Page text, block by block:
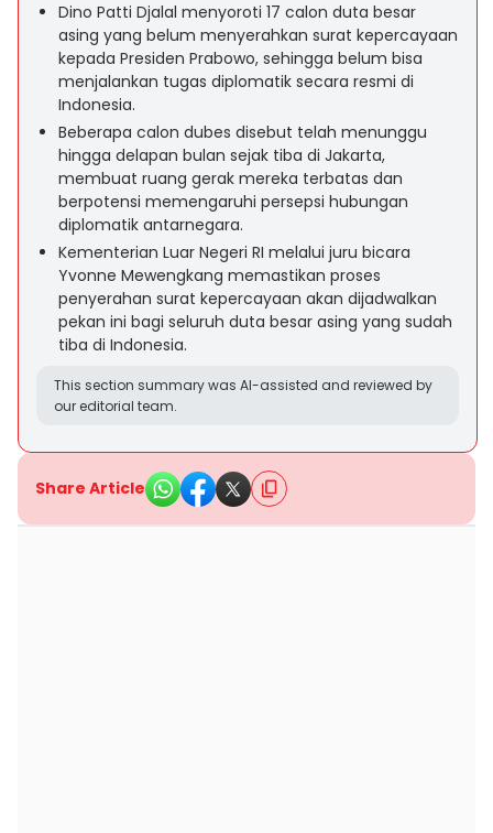
Dino Patti Djalal menyoroti 17 calon duta besar
asing yang belum menyerahkan surat kepercayaan
kepada Presiden Prabowo, sehingga belum bisa
menjalankan tugas diplomatik secara resmi di
Indonesia.
Beberapa calon dubes disebut telah menunggu
hingga delapan bulan sejak tiba di Jakarta,
membuat ruang gerak mereka terbatas dan
berpotensi memengaruhi persepsi hubungan
diplomatik antarnegara.
Kementerian Luar Negeri RI melalui juru bicara
Yvonne Mewengkang memastikan proses
penyerahan surat kepercayaan akan dijadwalkan
pekan ini bagi seluruh duta besar asing yang sudah
tiba di Indonesia.
This section summary was AI-assisted and reviewed by
our editorial team.
Share Article